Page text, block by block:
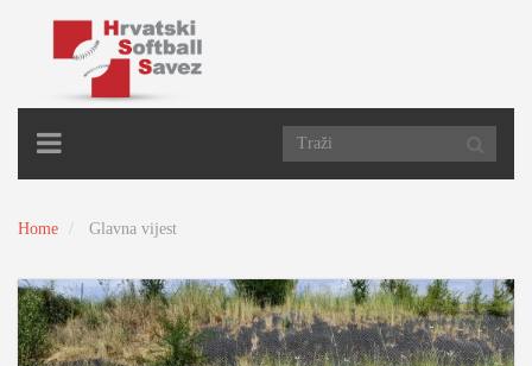
TOGGLE
Home Glavna vijest